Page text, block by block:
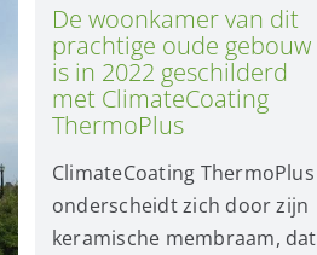
De woonkamer van dit
prachtige oude gebouw
is in 2022 geschilderd
met ClimateCoating
ThermoPlus
ClimateCoating ThermoPlus
onderscheidt zich door zijn
keramische membraam, dat